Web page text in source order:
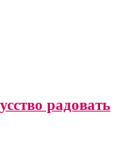
радовать